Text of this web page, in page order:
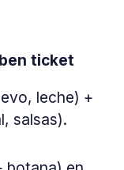
ticket
leche) +
salsas).